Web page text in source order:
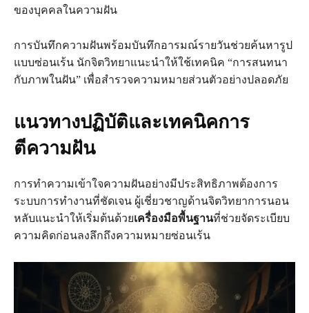
ของบุคคลในความฝัน
การบันทึกความฝันพร้อมบันทึกอารมณ์รายวันช่วยค้นหารูป
แบบซ่อนเร้น นักจิตวิทยาแนะนำให้ใช้เทคนิค “การสนทนา
กับภาพในฝัน” เพื่อสำรวจความหมายส่วนตัวอย่างปลอดภัย
แนวทางปฏิบัติและเทคนิคการ
ตีความฝัน
การทำความเข้าใจความฝันอย่างมีประสิทธิภาพต้องการ
ระบบการทำงานที่ชัดเจน ผู้เชี่ยวชาญด้านจิตวิทยาการนอน
หลับแนะนำให้เริ่มต้นด้วยเครื่องมือพื้นฐานที่ช่วยจัดระเบียบ
ความคิดก่อนลงลึกถึงความหมายซ่อนเร้น